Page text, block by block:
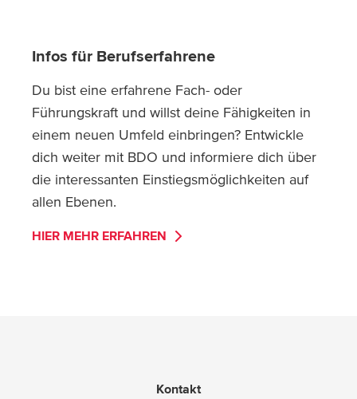
Infos für Berufserfahrene
Du bist eine erfahrene Fach- oder
Führungskraft und willst deine Fähigkeiten in
einem neuen Umfeld einbringen? Entwickle
dich weiter mit BDO und informiere dich über
die interessanten Einstiegsmöglichkeiten auf
allen Ebenen.
HIER MEHR ERFAHREN
Kontakt